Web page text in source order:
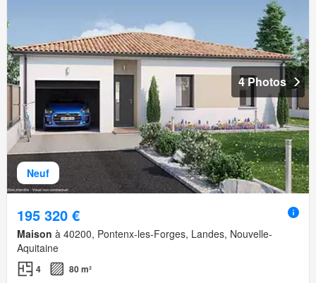
Neuf
4 Photos
195 320 €
Maison à 40200, Pontenx-les-Forges, Landes, Nouvelle-
Aquitaine
4 80 m²